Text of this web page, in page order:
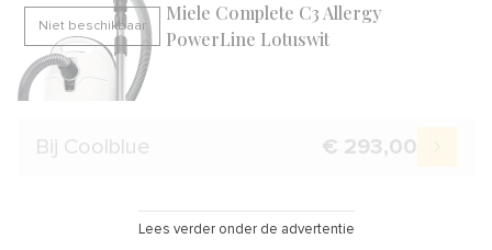
Niet beschikbaar
Miele Complete C3 Allergy
PowerLine Lotuswit
Bij Coolblue € 293,00
Lees verder onder de advertentie